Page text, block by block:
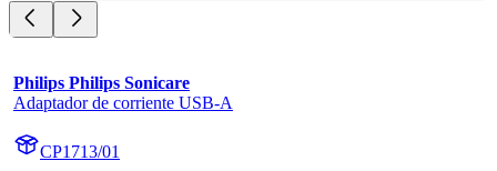
Philips Philips Sonicare
Adaptador de corriente USB-A
CP1713/01